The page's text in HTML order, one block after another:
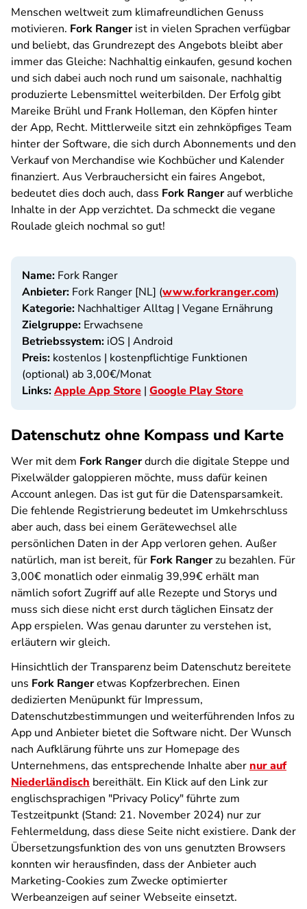
Menschen weltweit zum klimafreundlichen Genuss
motivieren. Fork Rangerist in vielen Sprachen verfügbar
und beliebt, das Grundrezept des Angebots bleibt aber
immer das Gleiche: Nachhaltig einkaufen, gesund kochen
und sich dabei auch noch rund um saisonale, nachhaltig
produzierte Lebensmittel weiterbilden. Der Erfolg gibt
Mareike Brühl und Frank Holleman, den Köpfen hinter
der App, Recht. Mittlerweile sitzt ein zehnköpfiges Team
hinter der Software, die sich durch Abonnements und den
Verkauf von Merchandise wie Kochbücher und Kalender
finanziert. Aus Verbrauchersicht ein faires Angebot,
bedeutet dies doch auch, dass Fork Rangerauf werbliche
Inhalte in der App verzichtet. Da schmeckt die vegane
Roulade gleich nochmal so gut!
Name: Fork Ranger
Anbieter: Fork Ranger [NL] (www.forkranger.com)
Kategorie: Nachhaltiger Alltag | Vegane Ernährung
Zielgruppe: Erwachsene
Betriebssystem: iOS | Android
Preis: kostenlos | kostenpflichtige Funktionen
(optional) ab 3,00€/Monat
Links:Apple App Store | Google Play Store
Datenschutz ohne Kompass und Karte
Wer mit dem Fork Rangerdurch die digitale Steppe und
Pixelwälder galoppieren möchte, muss dafür keinen
Account anlegen. Das ist gut für die Datensparsamkeit.
Die fehlende Registrierung bedeutet im Umkehrschluss
aber auch, dass bei einem Gerätewechsel alle
persönlichen Daten in der App verloren gehen. Außer
natürlich, man ist bereit, für Fork Rangerzu bezahlen. Für
3,00€ monatlich oder einmalig 39,99€ erhält man
nämlich sofort Zugriff auf alle Rezepte und Storys und
muss sich diese nicht erst durch täglichen Einsatz der
App erspielen. Was genau darunter zu verstehen ist,
erläutern wir gleich.
Hinsichtlich der Transparenz beim Datenschutz bereitete
uns Fork Rangeretwas Kopfzerbrechen. Einen
dedizierten Menüpunkt für Impressum,
Datenschutzbestimmungen und weiterführenden Infos zu
App und Anbieter bietet die Software nicht. Der Wunsch
nach Aufklärung führte uns zur Homepage des
Unternehmens, das entsprechende Inhalte aber nur auf
Niederländisch bereithält. Ein Klick auf den Link zur
englischsprachigen "Privacy Policy" führte zum
Testzeitpunkt (Stand: 21. November 2024) nur zur
Fehlermeldung, dass diese Seite nicht existiere. Dank der
Übersetzungsfunktion des von uns genutzten Browsers
konnten wir herausfinden, dass der Anbieter auch
Marketing-Cookies zum Zwecke optimierter
Werbeanzeigen auf seiner Webseite einsetzt.